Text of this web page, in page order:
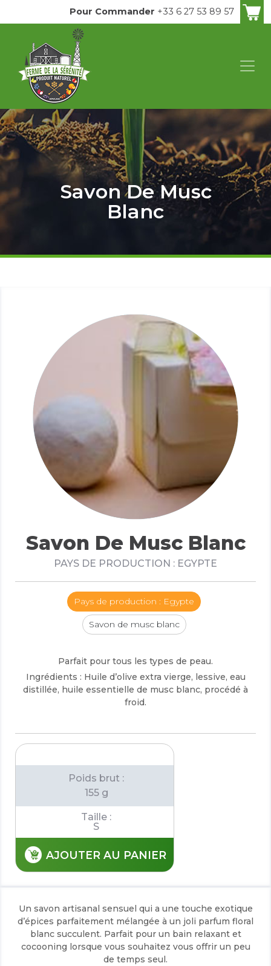
Pour Commander +33 6 27 53 89 57
Savon De Musc
Blanc
Savon De Musc Blanc
PAYS DE PRODUCTION : EGYPTE
Pays de production : Egypte
Savon de musc blanc
Parfait pour tous les types de peau.
Ingrédients : Huile d’olive extra vierge, lessive, eau
distillée, huile essentielle de musc blanc, procédé à
froid.
Poids brut :
155 g
Taille :
S
AJOUTER AU PANIER
Un savon artisanal sensuel qui a une touche exotique
d’épices parfaitement mélangée à un joli parfum floral
blanc succulent. Parfait pour un bain relaxant et
cocooning lorsque vous souhaitez vous offrir un peu
de temps seul.